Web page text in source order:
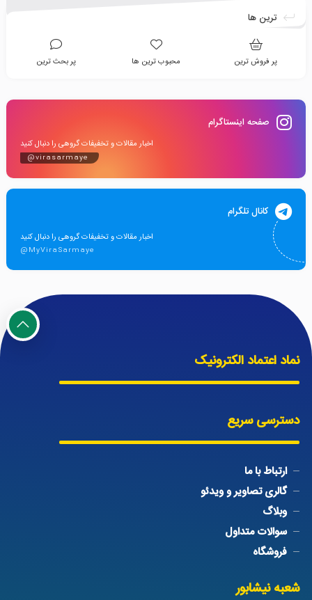
ترین ها
پر فروش ترین محبوب ترین ها پر بحث ترین
صفحه اینستاگرام
اخبار مقالات و تخفیفات گروهی را دنبال کنید
@virasarmaye
کانال تلگرام
اخبار مقالات و تخفیفات گروهی را دنبال کنید
@MyViraSarmaye
نماد اعتماد الکترونیک
دسترسی سریع
ارتباط با ما
گالری تصاویر و ویدئو
وبلاگ
سوالات متداول
فروشگاه
شعبه نیشابور